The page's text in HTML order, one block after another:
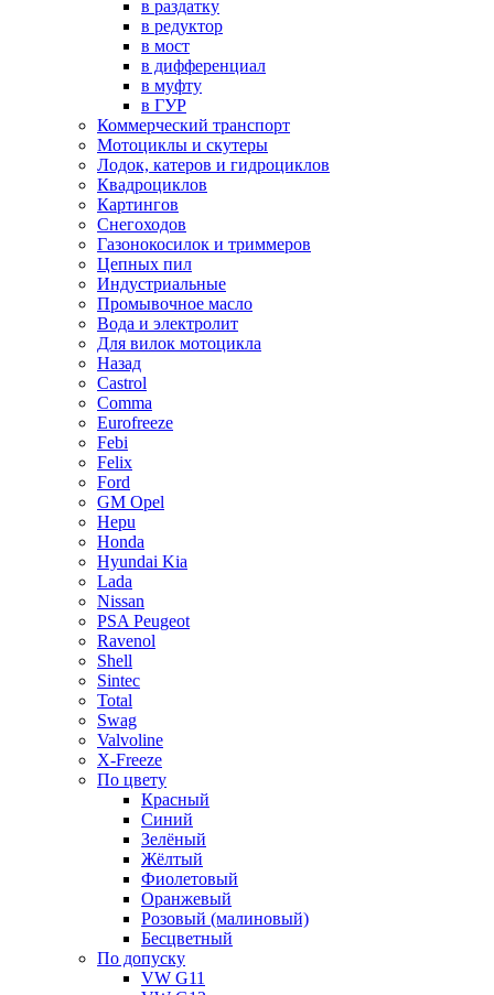
в раздатку
в редуктор
в мост
в дифференциал
в муфту
в ГУР
Коммерческий транспорт
Мотоциклы и скутеры
Лодок, катеров и гидроциклов
Квадроциклов
Картингов
Снегоходов
Газонокосилок и триммеров
Цепных пил
Индустриальные
Промывочное масло
Вода и электролит
Для вилок мотоцикла
Назад
Castrol
Comma
Eurofreeze
Febi
Felix
Ford
GM Opel
Hepu
Honda
Hyundai Kia
Lada
Nissan
PSA Peugeot
Ravenol
Shell
Sintec
Total
Swag
Valvoline
X-Freeze
По цвету
Красный
Синий
Зелёный
Жёлтый
Фиолетовый
Оранжевый
Розовый (малиновый)
Бесцветный
По допуску
VW G11